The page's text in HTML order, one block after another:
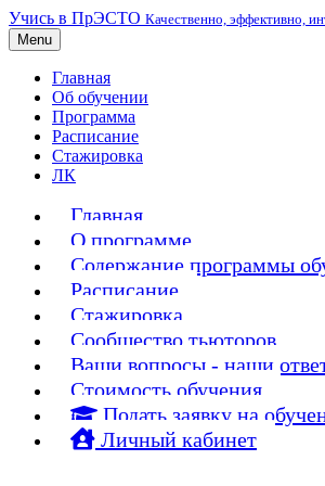
Учись в ПрЭСТО Качественно, эффективно,
Menu
Главная
Об обучении
Программа
Расписание
Стажировка
ЛК
Главная
О программе
Содержание программы
Расписание
Стажировка
Сообщество тьюторов
Ваши вопросы - наши
Стоимость обучения
Подать заявку на
Личный кабинет